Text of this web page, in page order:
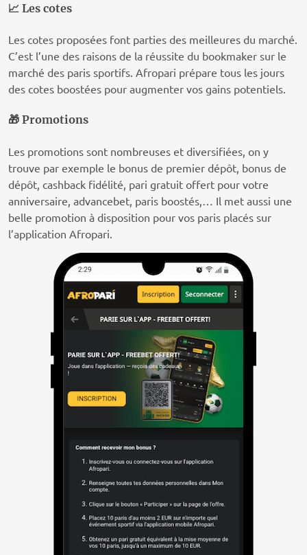
📈 Les cotes
Les cotes proposées font parties des meilleures du marché.
C’est l’une des raisons de la réussite du bookmaker sur le
marché des paris sportifs. Afropari prépare tous les jours
des cotes boostées pour augmenter vos gains potentiels.
🎁 Promotions
Les promotions sont nombreuses et diversifiées, on y
trouve par exemple le bonus de premier dépôt, bonus de
dépôt, cashback fidélité, pari gratuit offert pour votre
anniversaire, advancebet, paris boostés,… Il met aussi une
belle promotion à disposition pour vos paris placés sur
l’application Afropari.